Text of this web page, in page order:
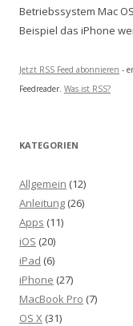
Betriebssystem Mac
Beispiel das iPhone
Jetzt RSS Feed abonnieren -
Feedreader. Was ist RSS?
KATEGORIEN
Allgemein (12)
Anleitung (26)
Apps (11)
iOS (20)
iPad (6)
iPhone (27)
MacBook Pro (7)
OS X (31)